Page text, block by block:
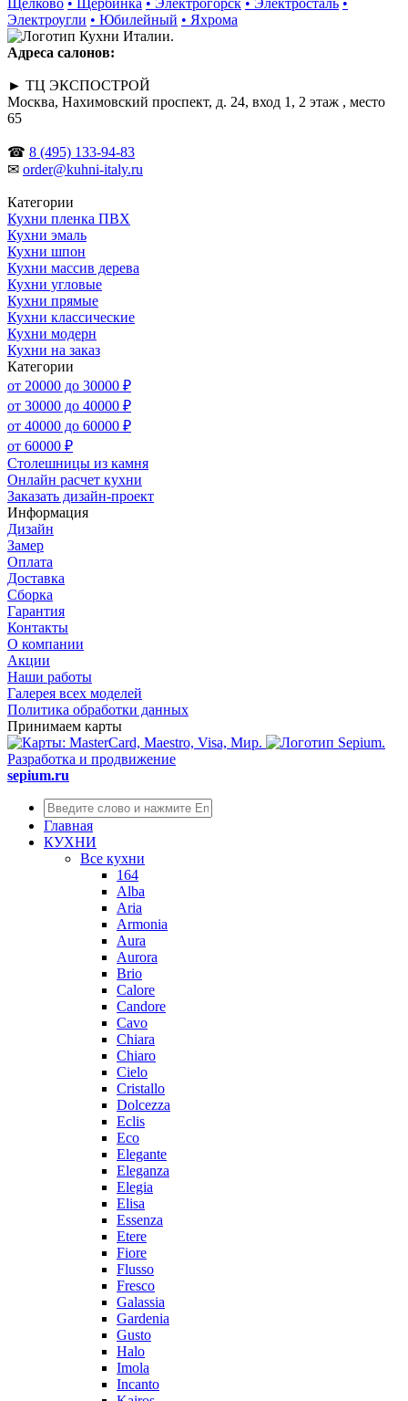
Щелково • Щербинка • Электрогорск • Электросталь •
Электроугли • Юбилейный • Яхрома
Адреса салонов:
► ТЦ ЭКСПОСТРОЙ
Москва, Нахимовский проспект, д. 24, вход 1, 2 этаж , место
65
☎ 8 (495) 133-94-83
✉ order@kuhni-italy.ru
Категории
Кухни пленка ПВХ
Кухни эмаль
Кухни шпон
Кухни массив дерева
Кухни угловые
Кухни прямые
Кухни классические
Кухни модерн
Кухни на заказ
Категории
от 20000 до 30000 ₽
от 30000 до 40000 ₽
от 40000 до 60000 ₽
от 60000 ₽
Столешницы из камня
Онлайн расчет кухни
Заказать дизайн-проект
Информация
Дизайн
Замер
Оплата
Доставка
Сборка
Гарантия
Контакты
О компании
Акции
Наши работы
Галерея всех моделей
Политика обработки данных
Принимаем карты
Разработка и продвижение
sepium.ru
Главная
КУХНИ
Все кухни
164
Alba
Aria
Armonia
Aura
Aurora
Brio
Calore
Candore
Cavo
Chiara
Chiaro
Cielo
Cristallo
Dolcezza
Eclis
Eco
Elegante
Eleganza
Elegia
Elisa
Essenza
Etere
Fiore
Flusso
Fresco
Galassia
Gardenia
Gusto
Halo
Imola
Incanto